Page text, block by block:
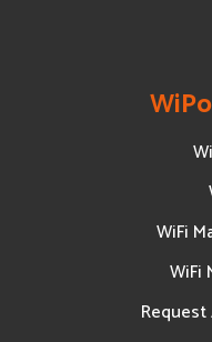
WiFi
WiFi